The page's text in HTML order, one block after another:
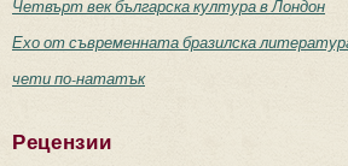
Четвърт век българска култура в Лондон
Ехо от съвременната бразилска
чети по-нататък
Рецензии